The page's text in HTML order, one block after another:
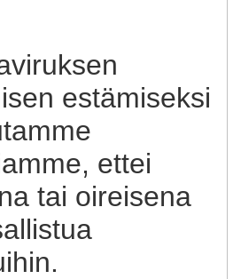
estämiseksi
ettei
tai oireisena